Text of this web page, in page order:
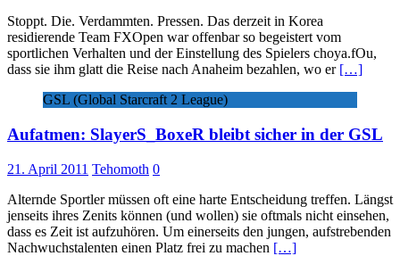
Stoppt. Die. Verdammten. Pressen. Das derzeit in Korea
residierende Team FXOpen war offenbar so begeistert vom
sportlichen Verhalten und der Einstellung des Spielers choya.fOu,
dass sie ihm glatt die Reise nach Anaheim bezahlen, wo er […]
GSL (Global Starcraft 2 League)
Aufatmen: SlayerS_BoxeR bleibt sicher in der GSL
21. April 2011 Tehomoth 0
Alternde Sportler müssen oft eine harte Entscheidung treffen. Längst
jenseits ihres Zenits können (und wollen) sie oftmals nicht einsehen,
dass es Zeit ist aufzuhören. Um einerseits den jungen, aufstrebenden
Nachwuchstalenten einen Platz frei zu machen […]